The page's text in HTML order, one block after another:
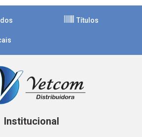
Títulos
Institucional